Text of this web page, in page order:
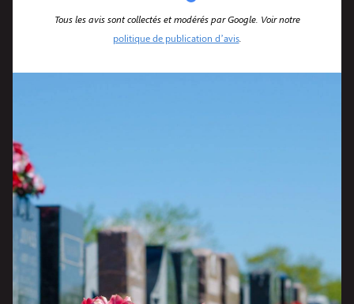
Tous les avis sont collectés et modérés par Google. Voir notre
politique de publication d’avis.